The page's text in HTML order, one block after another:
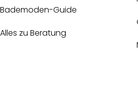
Bademoden-Guide
Alles zu Beratung